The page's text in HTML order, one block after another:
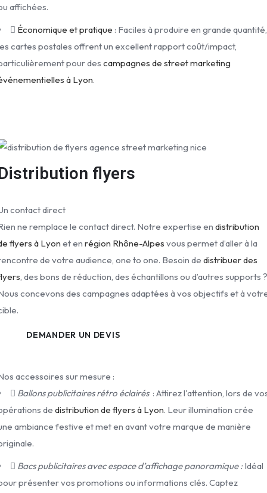
affichées.
Économique et pratique : Faciles à produire en grande quantité,
cartes postales offrent un excellent rapport coût/impact,
pour descampagnes de street marketing
à Lyon.
flyers
contact direct
ne remplace le contact direct. Notre expertise endistribution
flyers à Lyon et enrégion Rhône-Alpes vous permet d’aller à la
de votre audience, one to one. Besoin dedistribuer des
, des bons de réduction, des échantillons ou d’autres supports
concevons des campagnes adaptées à vos objectifs et à
DEMANDER UN DEVIS
accessoires sur mesure :
Ballons publicitaires rétro éclairés : Attirez l'attention, lors de
dedistribution de flyers à Lyon. Leur illumination crée
ambiance festive et met en avant votre marque de manière
Bacs publicitaires avec espace d’affichage panoramique :Idéal
présenter vos promotions ou informations clés. Captez